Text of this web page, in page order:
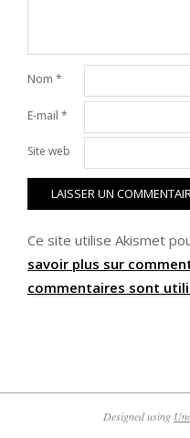
Nom *
E-mail *
Site web
Ce site utilise Akismet
savoir plus sur
commentaires sont
Designed using